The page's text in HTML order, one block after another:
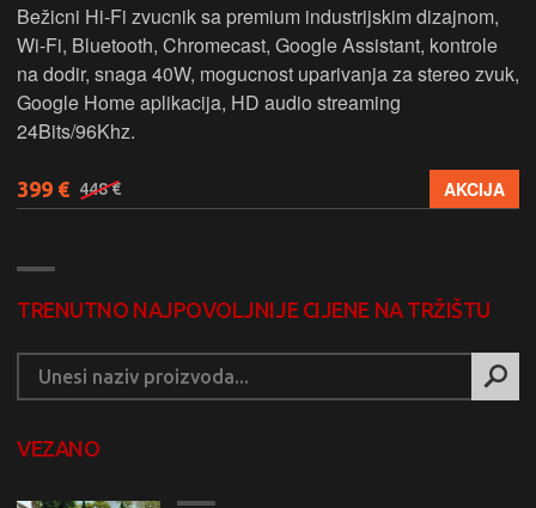
Bežicni Hi-Fi zvucnik sa premium industrijskim dizajnom,
Wi-Fi, Bluetooth, Chromecast, Google Assistant, kontrole
na dodir, snaga 40W, mogucnost uparivanja za stereo zvuk,
Google Home aplikacija, HD audio streaming
24Bits/96Khz.
399 € 448 € AKCIJA
TRENUTNO NAJPOVOLJNIJE CIJENE NA TRŽIŠTU
VEZANO